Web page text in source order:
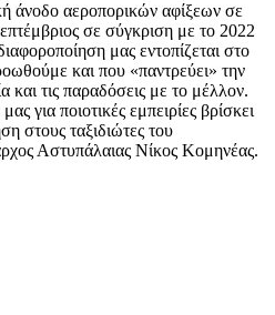
άνοδο αεροπορικών αφίξεων σε
σε σύγκριση με το 2022
μας εντοπίζεται στο
και που «παντρεύει» την
και τις παραδόσεις με το μέλλον.
για ποιοτικές εμπειρίες βρίσκει
στους ταξιδιώτες του
Αστυπάλαιας Νίκος Κομηνέας.